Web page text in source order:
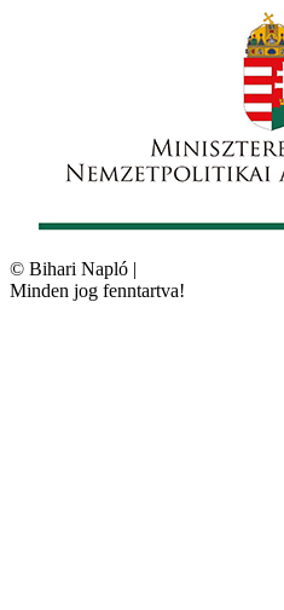
© Bihari Napló |
Minden jog fenntartva!